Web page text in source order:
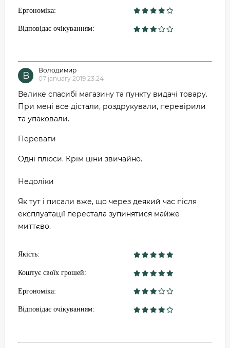
Ергономіка:
Відповідає очікуванням:
В
Володимир
07 january 2019 23:24
Велике спасибі магазину та пункту видачі товару.
При мені все дістали, роздрукували, перевірили
та упаковали.
Переваги
Одні плюси. Крім ціни звичайно.
Недоліки
Як тут і писали вже, що через деякий час після
експлуатації перестала зупинятися майже
миттєво.
Якість:
Коштує своїх грошей:
Ергономіка:
Відповідає очікуванням: